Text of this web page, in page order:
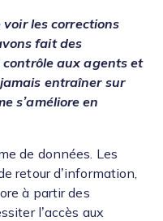
voir les corrections
fait des
aux agents et
entraîner sur
s’améliore en
de données. Les
retour d’information,
à partir des
l’accès aux